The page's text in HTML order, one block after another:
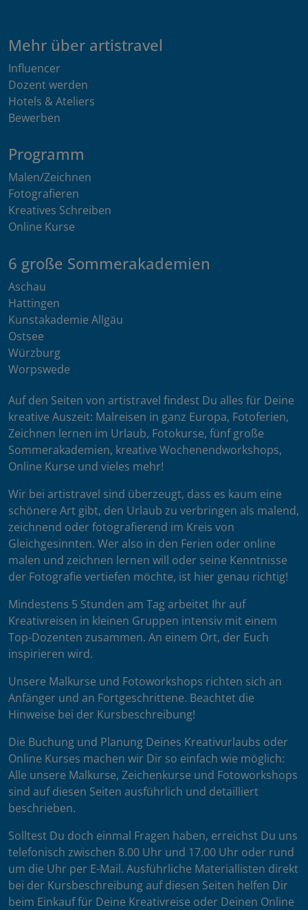
Mehr über artistravel
Influencer
Dozent werden
Hotels & Ateliers
Bewerben
Programm
Malen/Zeichnen
Fotografieren
Kreatives Schreiben
Online Kurse
6 große Sommerakademien
Aschau
Hattingen
Kunstakademie Allgäu
Ostsee
Würzburg
Worpswede
Auf den Seiten von artistravel findest Du alles für Deine
kreative Auszeit: Malreisen in ganz Europa, Fotoferien,
Zeichnen lernen im Urlaub, Fotokurse, fünf große
Sommerakademien, kreative Wochenendworkshops,
Online Kurse und vieles mehr!
Wir bei artistravel sind überzeugt, dass es kaum eine
schönere Art gibt, den Urlaub zu verbringen als malend,
zeichnend oder fotografierend im Kreis von
Gleichgesinnten. Wer also in den Ferien oder online
malen und zeichnen lernen will oder seine Kenntnisse
der Fotografie vertiefen möchte, ist hier genau richtig!
Mindestens 5 Stunden am Tag arbeitet Ihr auf
Kreativreisen in kleinen Gruppen intensiv mit einem
Top-Dozenten zusammen. An einem Ort, der Euch
inspirieren wird.
Unsere Malkurse und Fotoworkshops richten sich an
Anfänger und an Fortgeschrittene. Beachtet die
Hinweise bei der Kursbeschreibung!
Die Buchung und Planung Deines Kreativurlaubs oder
Online Kurses machen wir Dir so einfach wie möglich:
Alle unsere Malkurse, Zeichenkurse und Fotoworkshops
sind auf diesen Seiten ausführlich und detailliert
beschrieben.
Solltest Du doch einmal Fragen haben, erreichst Du uns
telefonisch zwischen 8.00 Uhr und 17.00 Uhr oder rund
um die Uhr per E-Mail. Ausführliche Materiallisten direkt
bei der Kursbeschreibung auf diesen Seiten helfen Dir
beim Einkauf für Deine Kreativreise oder Deinen Online